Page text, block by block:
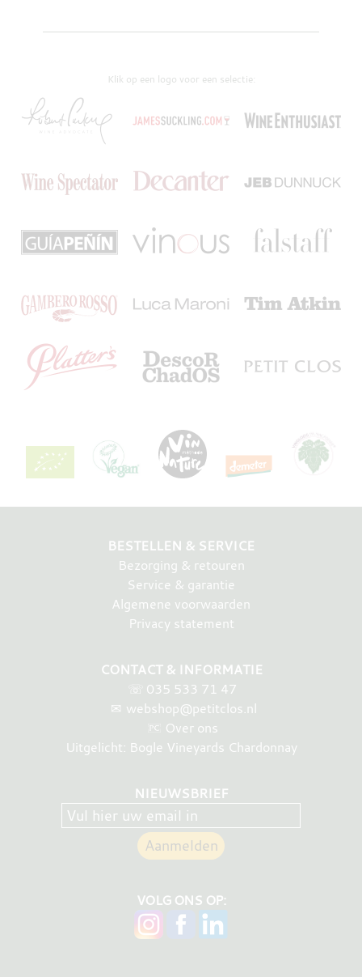
Klik op een logo voor een selectie:
BESTELLEN & SERVICE
Bezorging & retouren
Service & garantie
Algemene voorwaarden
Privacy statement
CONTACT & INFORMATIE
☏ 035 533 71 47
✉ webshop@petitclos.nl
Over ons
Uitgelicht: Bogle Vineyards Chardonnay
NIEUWSBRIEF
VOLG ONS OP: